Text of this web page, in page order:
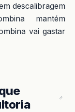
descalibragem
mantém
vai gastar